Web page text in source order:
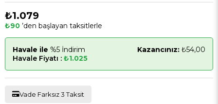
₺1.079
₺90 ’den başlayan taksitlerle
Havale ile %5 İndirim Kazancınız: ₺54,00
Havale Fiyatı : ₺1.025
Vade Farksız 3 Taksit